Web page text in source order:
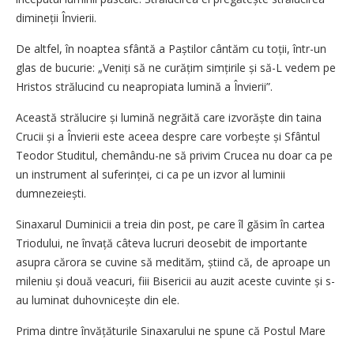
dimineții Învierii.
De altfel, în noaptea sfântă a Paștilor cântăm cu toții, într-un
glas de bucurie: „Veniți să ne curățim simțirile și să-L vedem pe
Hristos strălucind cu neapropiata lumină a Învierii”.
Această strălucire și lumină negrăită care izvorăște din taina
Crucii și a Învierii este aceea despre care vorbește și Sfântul
Teodor Studitul, chemându-ne să privim Crucea nu doar ca pe
un instrument al suferinței, ci ca pe un izvor al luminii
dumnezeiești.
Sinaxarul Duminicii a treia din post, pe care îl găsim în cartea
Triodului, ne învață câteva lucruri deosebit de importante
asupra cărora se cuvine să medităm, știind că, de aproape un
mileniu și două veacuri, fiii Bisericii au auzit aceste cuvinte și s-
au luminat duhovnicește din ele.
Prima dintre învățăturile Sinaxarului ne spune că Postul Mare